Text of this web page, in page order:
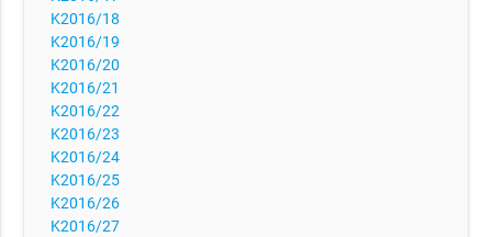
K2016/18
K2016/19
K2016/20
K2016/21
K2016/22
K2016/23
K2016/24
K2016/25
K2016/26
K2016/27